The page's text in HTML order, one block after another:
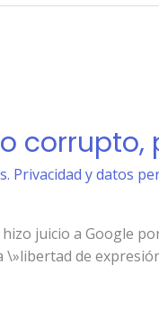
corrupto,
Privacidad y datos
juicio a Google
de